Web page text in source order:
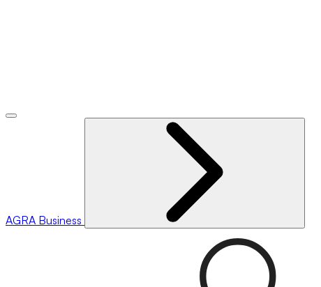
AGRA Business